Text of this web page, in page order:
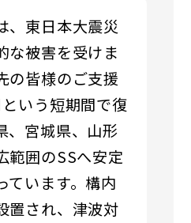
、東日本大震災
な被害を受けま
の皆様のご支援
いう短期間で復
、宮城県、山形
範囲のSSへ安定
ています。構内
置され、津波対